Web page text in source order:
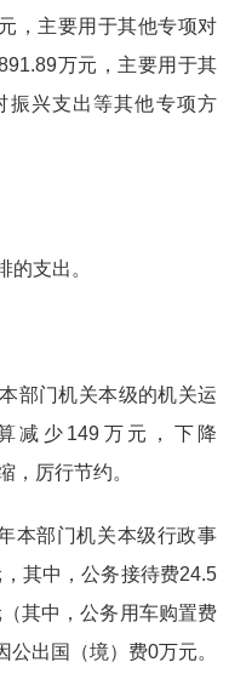
，主要用于其他专项对
万元，主要用于其
振兴支出等其他专项方
的支出。
部门机关本级的机关运
减少149万元，下降
，厉行节约。
本部门机关本级行政事
其中，公务接待费24.5
其中，公务用车购置费
出国（境）费0万元。